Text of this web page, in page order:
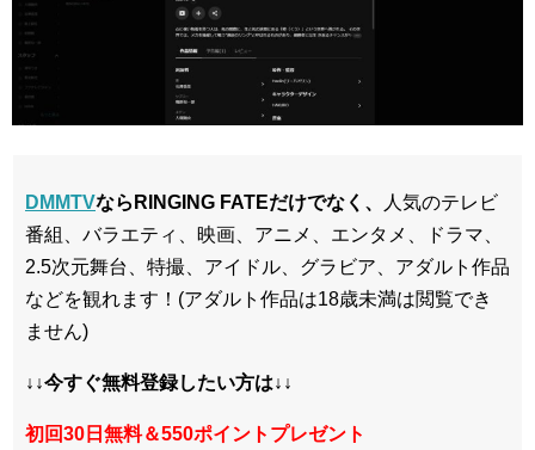
DMMTVならRINGING FATEだけでなく、
人気のテレビ
番組、バラエティ、映画、アニメ、エンタメ、ドラマ、
2.5次元舞台、特撮、アイドル、グラビア、アダルト作品
などを観れます！(アダルト作品は18歳未満は閲覧でき
ません)
↓↓今すぐ無料登録したい方は↓↓
初回30日無料＆550ポイントプレゼント